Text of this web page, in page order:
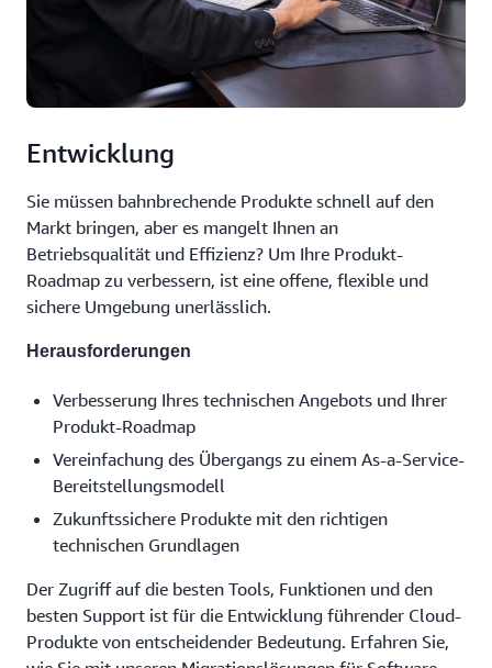
Entwicklung
Sie müssen bahnbrechende Produkte schnell auf den
Markt bringen, aber es mangelt Ihnen an
Betriebsqualität und Effizienz? Um Ihre Produkt-
Roadmap zu verbessern, ist eine offene, flexible und
sichere Umgebung unerlässlich.
Herausforderungen
Verbesserung Ihres technischen Angebots und Ihrer
Produkt-Roadmap
Vereinfachung des Übergangs zu einem As-a-Service-
Bereitstellungsmodell
Zukunftssichere Produkte mit den richtigen
technischen Grundlagen
Der Zugriff auf die besten Tools, Funktionen und den
besten Support ist für die Entwicklung führender Cloud-
Produkte von entscheidender Bedeutung. Erfahren Sie,